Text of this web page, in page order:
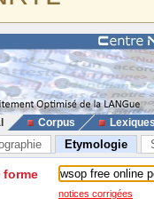
Corpus
Etymologie
forme
notices corrigées